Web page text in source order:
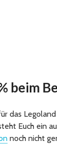
beim
das
Euch ein
noch nicht